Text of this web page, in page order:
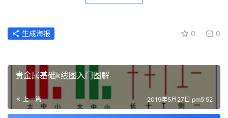
0 0
生成海报
贵金属基础k线图入门图解
上一篇 2019年5月27日 pm5:52